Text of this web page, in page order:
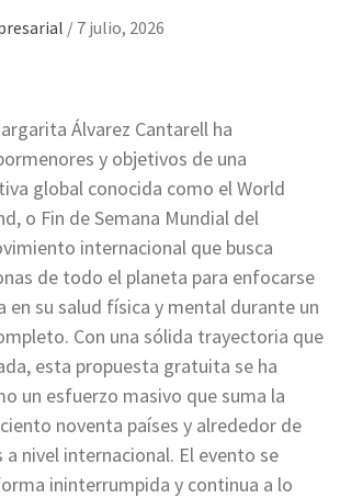
/ 7 julio, 2026
Álvarez Cantarell ha
y objetivos de una
global conocida como el World
o Fin de Semana Mundial del
internacional que busca
de todo el planeta para enfocarse
en su salud física y mental durante un
Con una sólida trayectoria que
esta propuesta gratuita se ha
un esfuerzo masivo que suma la
noventa países y alrededor de
nivel internacional. El evento se
ininterrumpida y continua a lo